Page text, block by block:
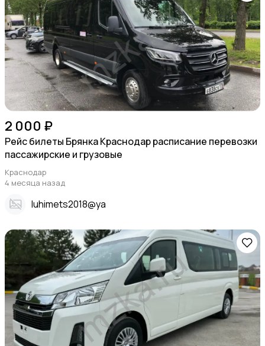
2 000 ₽
Рейс билеты Брянка Краснодар расписание перевозки
пассажирские и грузовые
Краснодар
4 месяца назад
Iuhimets2018@ya